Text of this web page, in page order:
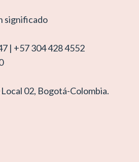
significado
| +57 304 428 4552
02, Bogotá-Colombia.